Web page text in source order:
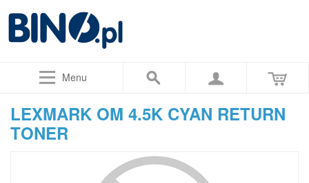
Menu
LEXMARK OM 4.5K CYAN RETURN
TONER